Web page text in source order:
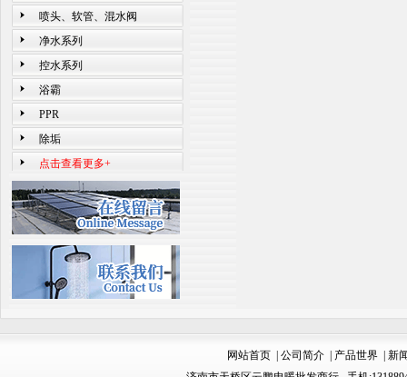
喷头、软管、混水阀
净水系列
控水系列
浴霸
PPR
除垢
点击查看更多+
网站首页| 公司简介| 产品世界| 新